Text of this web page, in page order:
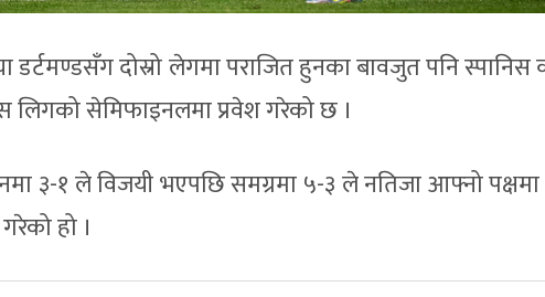
डर्टमण्डसँग दोस्रो लेगमा पराजित हुनका बावजुत पनि
लिगको सेमिफाइनलमा प्रवेश गरेको छ ।
३-१ ले विजयी भएपछि समग्रमा ५-३ ले नतिजा आफ्नो पक्षमा
हो ।